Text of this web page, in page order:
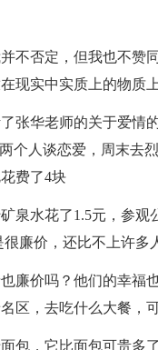
不否定，但我也不赞
现实中实质上的物质
张华老师的关于爱情
个人谈恋爱，周末去
费了4块
泉水花了1.5元，参
廉价，还比不上许多
廉价吗？他们的幸福
区，去吃什么大餐，
包，它比面包可贵多